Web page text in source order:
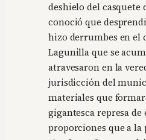
deshielo del casquete
conoció que
hizo derrumbes en el
Lagunilla que se
atravesaron en la
jurisdicción del
materiales que
gigantesca represa de
proporciones que a